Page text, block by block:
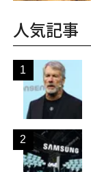
人気記事